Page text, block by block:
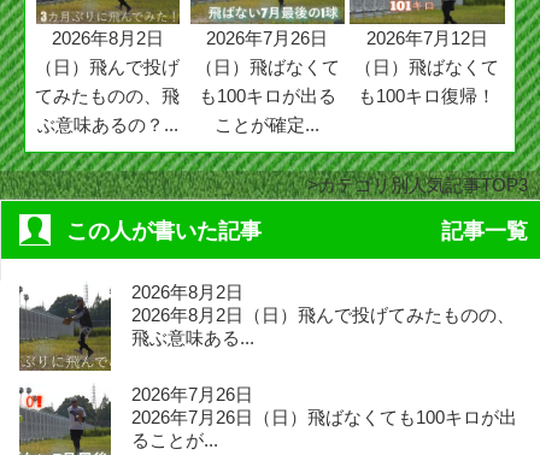
2026年8月2日
（日）飛んで投げ
てみたものの、飛
ぶ意味あるの？...
2026年7月26日
（日）飛ばなくて
も100キロが出る
ことが確定...
2026年7月12日
（日）飛ばなくて
も100キロ復帰！
カテゴリ別人気記事TOP3
この人が書いた記事 記事一覧
2026年8月2日
2026年8月2日（日）飛んで投げてみたものの、
飛ぶ意味ある...
2026年7月26日
2026年7月26日（日）飛ばなくても100キロが出
ることが...